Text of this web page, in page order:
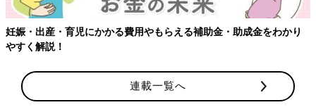
妊娠・出産・育児にかかる費用やもらえる補助金・助成金をわかり
やすく解説！
連載一覧へ